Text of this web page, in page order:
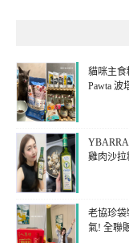
貓咪主食
Pawta 波
雞肉沙拉
老協珍袋
氣! 全聯